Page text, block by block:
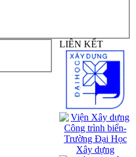
LIÊN KẾT